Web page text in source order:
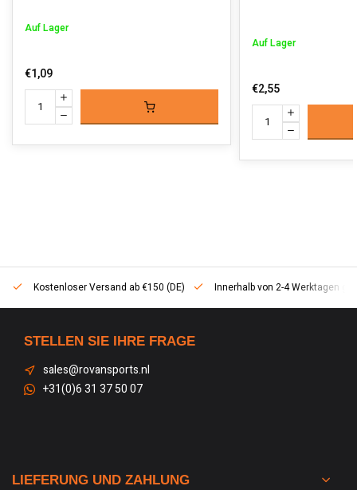
Auf Lager
€1,09
Auf Lager
€2,55
Kostenloser Versand ab €150 (DE) Innerhalb von 2-4 Werktagen
STELLEN SIE IHRE FRAGE
sales@rovansports.nl
+31(0)6 31 37 50 07
LIEFERUNG UND ZAHLUNG